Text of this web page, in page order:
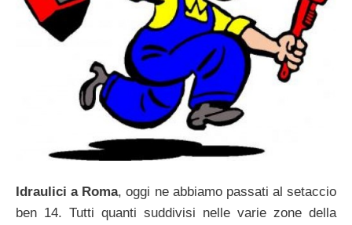
Idraulici a Roma, oggi ne abbiamo passati al setaccio
ben 14. Tutti quanti suddivisi nelle varie zone della